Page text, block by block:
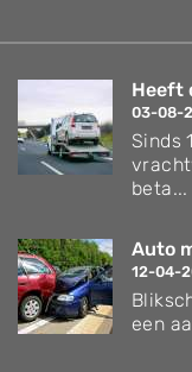
Heeft
03-08-
Sinds
beta...
Auto
12-04-
een